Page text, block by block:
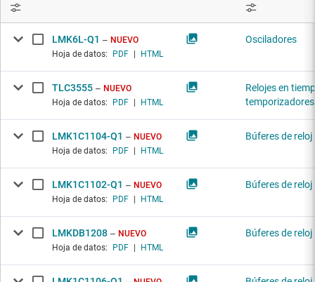
LMK6L-Q1
NUEVO
Hoja de datos:
PDF HTML
Osciladores
TLC3555
NUEVO
Hoja de datos:
PDF HTML
Relojes en
temporizadores
LMK1C1104-Q1
NUEVO
Hoja de datos:
PDF HTML
Búferes de reloj
LMK1C1102-Q1
NUEVO
Hoja de datos:
PDF HTML
Búferes de reloj
LMKDB1208
NUEVO
Hoja de datos:
PDF HTML
Búferes de reloj